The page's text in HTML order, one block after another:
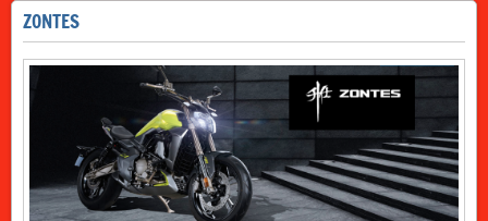
ZONTES